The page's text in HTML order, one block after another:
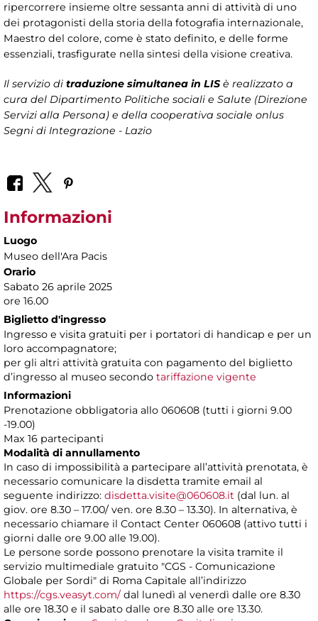
ripercorrere insieme oltre sessanta anni di attività di uno
dei protagonisti della storia della fotografia internazionale,
Maestro del colore, come è stato definito, e delle forme
essenziali, trasfigurate nella sintesi della visione creativa.
Il servizio di traduzione simultanea in LIS è realizzato a
cura del Dipartimento Politiche sociali e Salute (Direzione
Servizi alla Persona) e della cooperativa sociale onlus
Segni di Integrazione - Lazio
Informazioni
Luogo
Museo dell'Ara Pacis
Orario
Sabato 26 aprile 2025
ore 16.00
Biglietto d'ingresso
Ingresso e visita gratuiti per i portatori di handicap e per un
loro accompagnatore;
per gli altri attività gratuita con pagamento del biglietto
d’ingresso al museo secondo tariffazione vigente
Informazioni
Prenotazione obbligatoria allo 060608 (tutti i giorni 9.00
-19.00)
Max 16 partecipanti
Modalità di annullamento
In caso di impossibilità a partecipare all’attività prenotata, è
necessario comunicare la disdetta tramite email al
seguente indirizzo: disdetta.visite@060608.it (dal lun. al
giov. ore 8.30 – 17.00/ ven. ore 8.30 – 13.30). In alternativa, è
necessario chiamare il Contact Center 060608 (attivo tutti i
giorni dalle ore 9.00 alle 19.00).
Le persone sorde possono prenotare la visita tramite il
servizio multimediale gratuito "CGS - Comunicazione
Globale per Sordi" di Roma Capitale all’indirizzo
https://cgs.veasyt.com/ dal lunedì al venerdì dalle ore 8.30
alle ore 18.30 e il sabato dalle ore 8.30 alle ore 13.30.